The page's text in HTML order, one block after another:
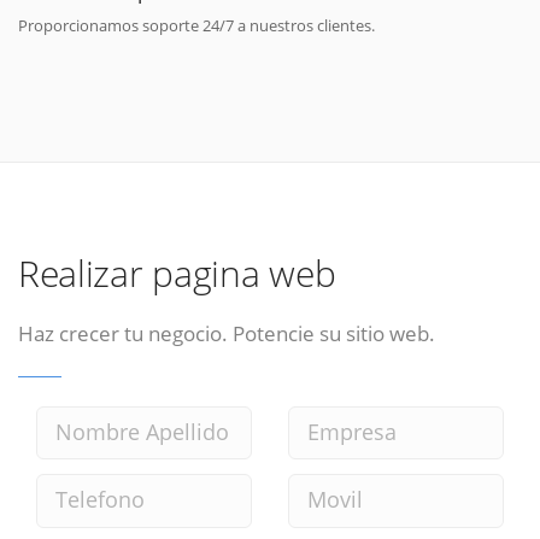
Proporcionamos soporte 24/7 a nuestros clientes.
Realizar pagina web
Haz crecer tu negocio. Potencie su sitio web.